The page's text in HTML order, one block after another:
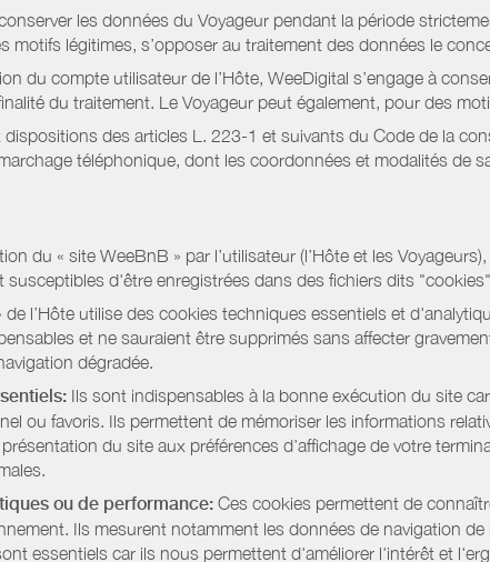
conserver les données du Voyageur pendant la période
motifs légitimes, s’opposer au traitement des données le
du compte utilisateur de l’Hôte, WeeDigital s’engage à
du traitement. Le Voyageur peut également, pour des
des articles L. 223-1 et suivants du Code de la
téléphonique, dont les coordonnées et modalités de
du « site WeeBnB » par l’utilisateur (l’Hôte et les
susceptibles d'être enregistrées dans des fichiers dits
de l’Hôte utilise des cookies techniques essentiels et
et ne sauraient être supprimés sans affecter
dégradée.
Ils sont indispensables à la bonne exécution du site
ou favoris. Ils permettent de mémoriser les informations
présentation du site aux préférences d’affichage de votre
ou de performance: Ces cookies permettent de
Ils mesurent notamment les données de navigation
essentiels car ils nous permettent d'améliorer l'intérêt et